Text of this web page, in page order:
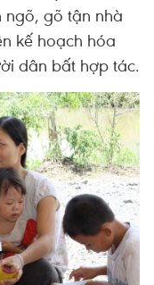
ngõ, gõ tận nhà
kế hoạch hóa
dân bất hợp tác.